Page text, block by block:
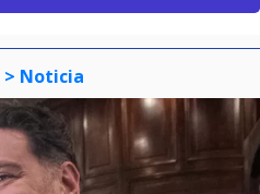
> Noticia